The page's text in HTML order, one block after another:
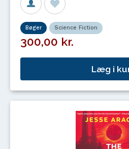
Bøger Science Fiction
300,00 kr.
Læg i